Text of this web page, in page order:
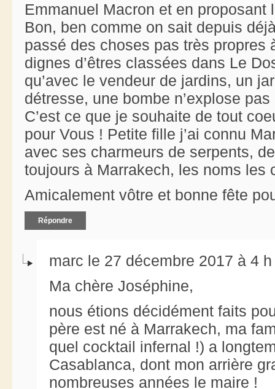
Emmanuel Macron et en
Bon, ben comme on sait depuis
passé des choses pas très propres
dignes d’êtres classées dans Le
qu’avec le vendeur de jardins, un
détresse, une bombe n’explose
C’est ce que je souhaite de tout
pour Vous ! Petite fille j’ai connu
avec ses charmeurs de serpents,
toujours à Marrakech, les noms les
Amicalement vôtre et bonne fête
Répondre
marc le 27 décembre 2017 à 4
Ma chère Joséphine,
nous étions décidément faits
père est né à Marrakech, ma
quel cocktail infernal !) a
Casablanca, dont mon arrière
nombreuses années le maire !